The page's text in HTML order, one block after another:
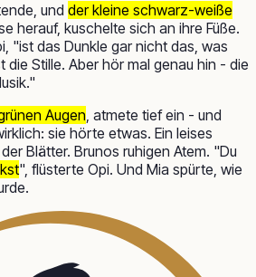
und der kleine schwarz-weiße
herauf, kuschelte sich an ihre Füße.
"ist das Dunkle gar nicht das, was
die Stille. Aber hör mal genau hin - die
Augen, atmete tief ein - und
sie hörte etwas. Ein leises
Blätter. Brunos ruhigen Atem. "Du
", flüsterte Opi. Und Mia spürte, wie